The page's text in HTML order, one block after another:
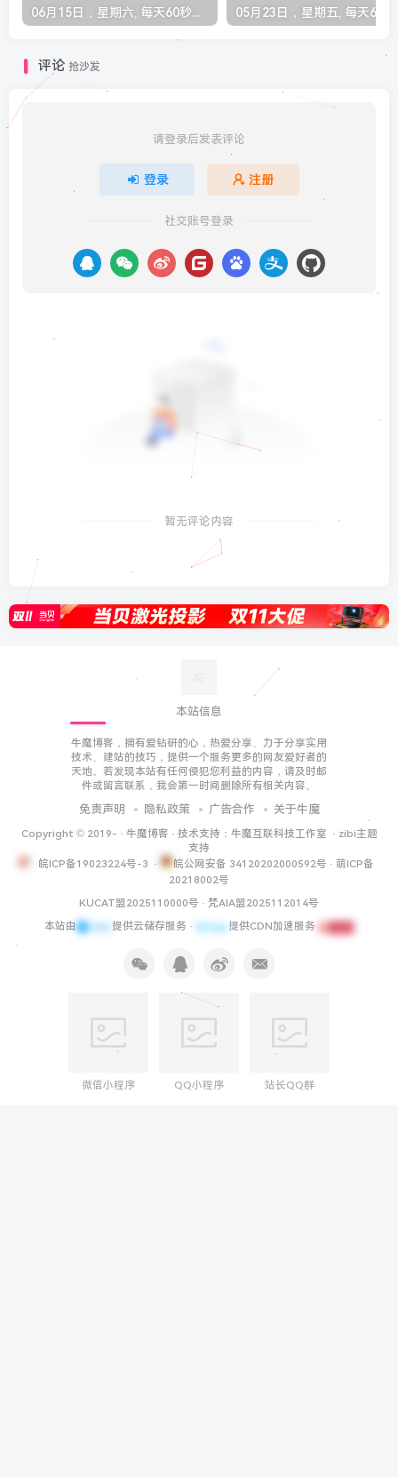
06月15日，星期六, 每天60秒读懂全世界！
评论 抢沙发
请登录后发表评论
登录 注册
社交账号登录
暂无评论内容
本站信息
牛魔博客，拥有爱钻研的心，热爱分享、力于分享实用
技术、建站的技巧，提供一个服务更多的网友爱好者的
天地。若发现本站有任何侵犯您利益的内容，请及时邮
件或留言联系，我会第一时间删除所有相关内容。
免责声明 隐私政策 广告合作 关于牛魔
Copyright © 2019- · 牛魔博客 · 技术支持： 牛魔互联科技工作室 · zibi主题
支持
皖ICP备19023224号-3 · 皖公网安备 34120202000592号 · 萌ICP备
20218002号
KUCAT盟2025110000号 · 梵AIA盟2025112014号
本站由
提供云储存服务 · 提供CDN加速服务
微信小程序 QQ小程序 站长QQ群